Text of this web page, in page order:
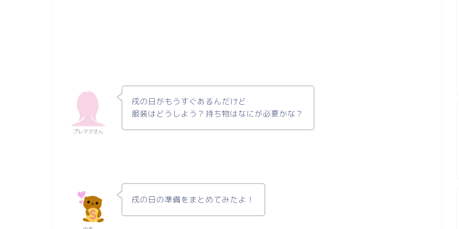
プレママさん
戌の日がもうすぐあるんだけど
服装はどうしよう？持ち物はなにが必要かな？
戌の日の準備をまとめてみたよ！